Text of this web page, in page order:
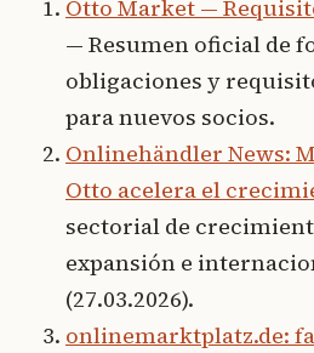
Otto Market —
— Resumen oficial de
obligaciones y
para nuevos socios.
Onlinehändler News:
Otto acelera el
sectorial de
expansión e
(27.03.2026).
onlinemarktplatz.de: